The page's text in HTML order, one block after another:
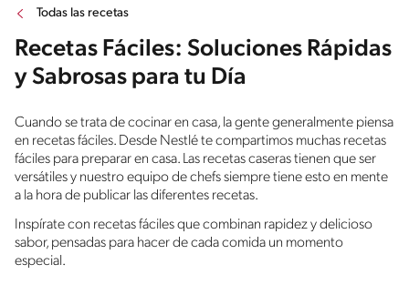
Todas las recetas
Recetas Fáciles: Soluciones Rápidas
y Sabrosas para tu Día
Cuando se trata de cocinar en casa, la gente generalmente piensa
en recetas fáciles. Desde Nestlé te compartimos muchas recetas
fáciles para preparar en casa. Las recetas caseras tienen que ser
versátiles y nuestro equipo de chefs siempre tiene esto en mente
a la hora de publicar las diferentes recetas.
Inspírate con recetas fáciles que combinan rapidez y delicioso
sabor, pensadas para hacer de cada comida un momento
especial.